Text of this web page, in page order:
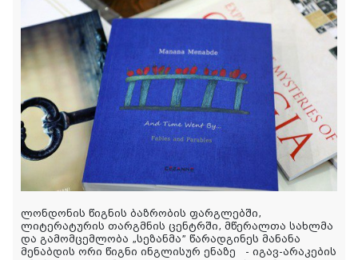
ლონდონის წიგნის ბაზრობის ფარგლებში,
ლიტერატურის თარგმნის ცენტრში, მწერალთა სახლმა
და გამომცემლობა „სეზანმა” წარადგინეს მანანა
მენაბდის ორი წიგნი ინგლისურ ენაზე - იგავ-არაკების